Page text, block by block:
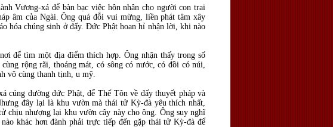
Vương-xá để bàn bạc việc hôn nhân cho người con trai
âm của Ngài. Ông quá đỗi vui mừng, liền phát tâm xây
hóa chúng sinh ở đấy. Đức Phật hoan hỉ nhận lời, khi nào
để tìm một địa điểm thích hợp. Ông nhận thấy trong số
rộng rãi, thoáng mát, có sông có nước, có đồi có núi,
vô cùng thanh tịnh, u mỹ.
cúng dường đức Phật, để Thế Tôn về đấy thuyết pháp và
đây lại là khu vườn mà thái tử Kỳ-đà yêu thích nhất,
chịu nhượng lại khu vườn cây này cho ông. Ông suy nghĩ
khác hơn đành phải trực tiếp đến gặp thái tử Kỳ-đà để